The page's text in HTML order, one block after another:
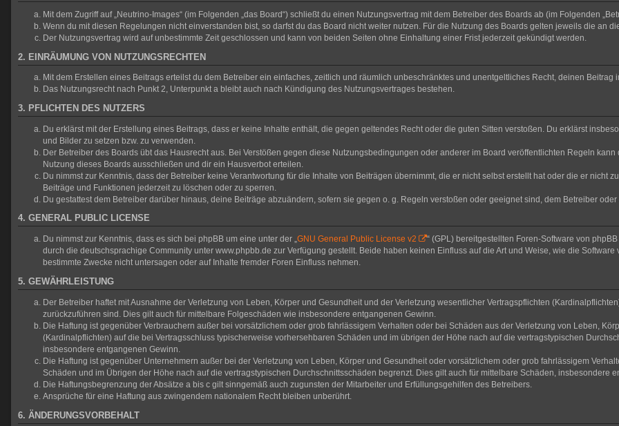
Mit dem Zugriff auf „Neutrino-Images“ (im Folgenden „das Board“) schließt du einen Nutzungsvertrag mit dem Betreiber des Boards ab (im Folgenden
Wenn du mit diesen Regelungen nicht einverstanden bist, so darfst du das Board nicht weiter nutzen. Für die Nutzung des Boards gelten jeweils die an
Der Nutzungsvertrag wird auf unbestimmte Zeit geschlossen und kann von beiden Seiten ohne Einhaltung einer Frist jederzeit gekündigt werden.
2. EINRÄUMUNG VON NUTZUNGSRECHTEN
Mit dem Erstellen eines Beitrags erteilst du dem Betreiber ein einfaches, zeitlich und räumlich unbeschränktes und unentgeltliches Recht, deinen Beitrag
Das Nutzungsrecht nach Punkt 2, Unterpunkt a bleibt auch nach Kündigung des Nutzungsvertrages bestehen.
3. PFLICHTEN DES NUTZERS
Du erklärst mit der Erstellung eines Beitrags, dass er keine Inhalte enthält, die gegen geltendes Recht oder die guten Sitten verstoßen. Du erklärst
und Bilder zu setzen bzw. zu verwenden.
Der Betreiber des Boards übt das Hausrecht aus. Bei Verstößen gegen diese Nutzungsbedingungen oder anderer im Board veröffentlichten Regeln
Nutzung dieses Boards ausschließen und dir ein Hausverbot erteilen.
Du nimmst zur Kenntnis, dass der Betreiber keine Verantwortung für die Inhalte von Beiträgen übernimmt, die er nicht selbst erstellt hat oder die er nicht
Beiträge und Funktionen jederzeit zu löschen oder zu sperren.
Du gestattest dem Betreiber darüber hinaus, deine Beiträge abzuändern, sofern sie gegen o. g. Regeln verstoßen oder geeignet sind, dem Betreiber
4. GENERAL PUBLIC LICENSE
Du nimmst zur Kenntnis, dass es sich bei phpBB um eine unter der „GNU General Public License v2
“ (GPL) bereitgestellten Foren-Software von
durch die deutschsprachige Community unter www.phpbb.de zur Verfügung gestellt. Beide haben keinen Einfluss auf die Art und Weise, wie die
bestimmte Zwecke nicht untersagen oder auf Inhalte fremder Foren Einfluss nehmen.
5. GEWÄHRLEISTUNG
Der Betreiber haftet mit Ausnahme der Verletzung von Leben, Körper und Gesundheit und der Verletzung wesentlicher Vertragspflichten
zurückzuführen sind. Dies gilt auch für mittelbare Folgeschäden wie insbesondere entgangenen Gewinn.
Die Haftung ist gegenüber Verbrauchern außer bei vorsätzlichem oder grob fahrlässigem Verhalten oder bei Schäden aus der Verletzung von Leben,
(Kardinalpflichten) auf die bei Vertragsschluss typischerweise vorhersehbaren Schäden und im übrigen der Höhe nach auf die vertragstypischen
insbesondere entgangenen Gewinn.
Die Haftung ist gegenüber Unternehmern außer bei der Verletzung von Leben, Körper und Gesundheit oder vorsätzlichem oder grob fahrlässigem
Schäden und im Übrigen der Höhe nach auf die vertragstypischen Durchschnittsschäden begrenzt. Dies gilt auch für mittelbare Schäden, insbesondere
Die Haftungsbegrenzung der Absätze a bis c gilt sinngemäß auch zugunsten der Mitarbeiter und Erfüllungsgehilfen des Betreibers.
Ansprüche für eine Haftung aus zwingendem nationalem Recht bleiben unberührt.
6. ÄNDERUNGSVORBEHALT